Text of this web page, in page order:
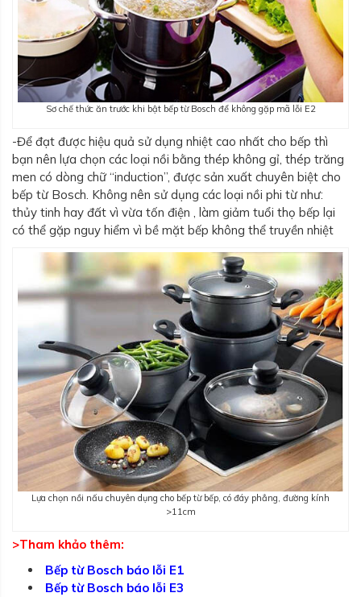
Sơ chế thức ăn trước khi bật bếp từ Bosch để không gặp mã lỗi E2
-Để đạt được hiệu quả sử dụng nhiệt cao nhất cho bếp thì
bạn nên lựa chọn các loại nồi bằng thép không gỉ, thép trăng
men có dòng chữ “induction”, được sản xuất chuyên biệt cho
bếp từ Bosch. Không nên sử dụng các loại nồi phi từ như:
thủy tinh hay đất vì vừa tốn điện , làm giảm tuổi thọ bếp lại
có thể gặp nguy hiểm vì bề mặt bếp không thể truyền nhiệt
Lựa chọn nồi nấu chuyên dụng cho bếp từ bếp, có đáy phẳng, đường kính
>11cm
>Tham khảo thêm:
Bếp từ Bosch báo lỗi E1
Bếp từ Bosch báo lỗi E3